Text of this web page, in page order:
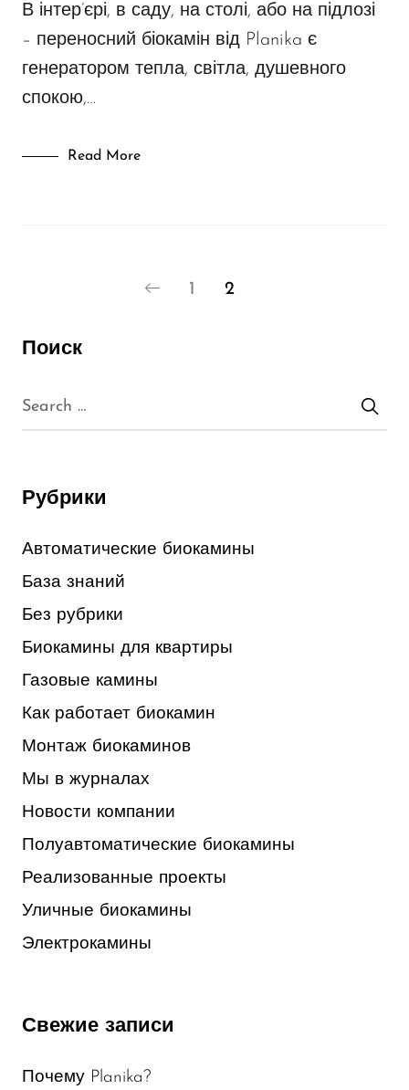
В інтер’єрі, в саду, на столі, або на підлозі
– переносний біокамін від Planika є
генератором тепла, світла, душевного
спокою,…
Read More
1 2
Поиск
Рубрики
Автоматические биокамины
База знаний
Без рубрики
Биокамины для квартиры
Газовые камины
Как работает биокамин
Монтаж биокаминов
Мы в журналах
Новости компании
Полуавтоматические биокамины
Реализованные проекты
Уличные биокамины
Электрокамины
Свежие записи
Почему Planika?